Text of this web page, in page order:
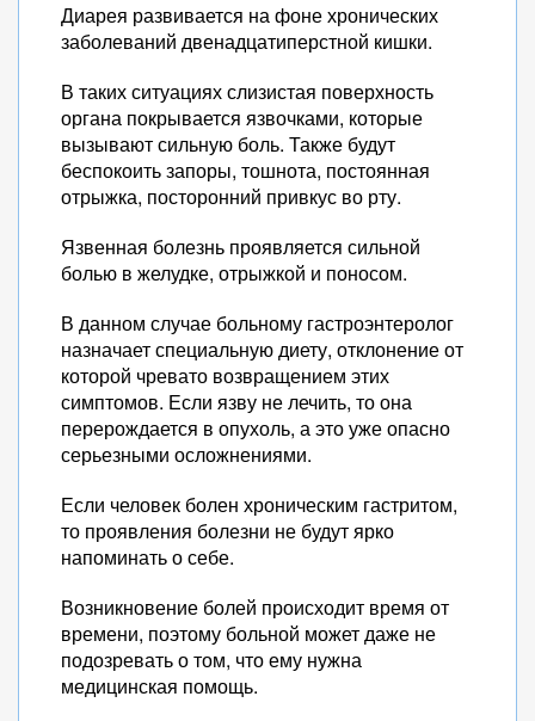
Диарея развивается на фоне хронических
заболеваний двенадцатиперстной кишки.
В таких ситуациях слизистая поверхность
органа покрывается язвочками, которые
вызывают сильную боль. Также будут
беспокоить запоры, тошнота, постоянная
отрыжка, посторонний привкус во рту.
Язвенная болезнь проявляется сильной
болью в желудке, отрыжкой и поносом.
В данном случае больному гастроэнтеролог
назначает специальную диету, отклонение от
которой чревато возвращением этих
симптомов. Если язву не лечить, то она
перерождается в опухоль, а это уже опасно
серьезными осложнениями.
Если человек болен хроническим гастритом,
то проявления болезни не будут ярко
напоминать о себе.
Возникновение болей происходит время от
времени, поэтому больной может даже не
подозревать о том, что ему нужна
медицинская помощь.